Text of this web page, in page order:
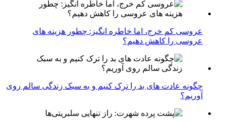
عروسی کم خرج، اما خاطره انگیز: چطور هزینه های
عروسی را کاهش دهیم؟
چگونه عادت‌ های بد را ترک کنیم و به سبک زندگی سالم روی
آوریم؟